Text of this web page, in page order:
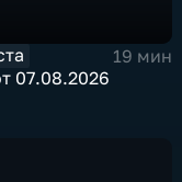
19 мин
07.08.2026